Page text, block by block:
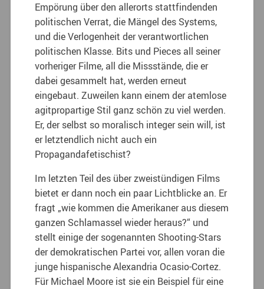
Empörung über den allerorts stattfindenden
politischen Verrat, die Mängel des Systems,
und die Verlogenheit der verantwortlichen
politischen Klasse. Bits und Pieces all seiner
vorheriger Filme, all die Missstände, die er
dabei gesammelt hat, werden erneut
eingebaut. Zuweilen kann einem der atemlose
agitpropartige Stil ganz schön zu viel werden.
Er, der selbst so moralisch integer sein will, ist
er letztendlich nicht auch ein
Propagandafetischist?
Im letzten Teil des über zweistündigen Films
bietet er dann noch ein paar Lichtblicke an. Er
fragt „wie kommen die Amerikaner aus diesem
ganzen Schlamassel wieder heraus?“ und
stellt einige der sogenannten Shooting-Stars
der demokratischen Partei vor, allen voran die
junge hispanische Alexandria Ocasio-Cortez.
Für Michael Moore ist sie ein Beispiel für eine